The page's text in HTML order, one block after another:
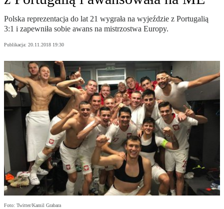
Polska reprezentacja do lat 21 wygrała na wyjeździe z Portugalią
3:1 i zapewniła sobie awans na mistrzostwa Europy.
Publikacja: 20.11.2018 19:30
Foto: Twitter/Kamil Grabara